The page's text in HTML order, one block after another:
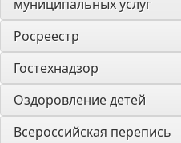
муниципальных услуг
Росреестр
Гостехнадзор
Оздоровление детей
Всероссийская перепись